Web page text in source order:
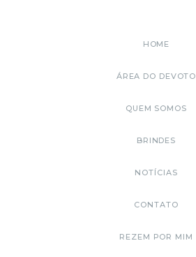
HOME
ÁREA DO DEVOTO
QUEM SOMOS
BRINDES
NOTÍCIAS
CONTATO
REZEM POR MIM